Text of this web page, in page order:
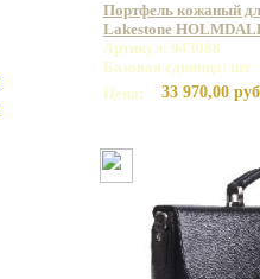
Портфель кожаный
Lakestone
Артикул: 943088
Базовая единица: шт
Цена:
33 970,00